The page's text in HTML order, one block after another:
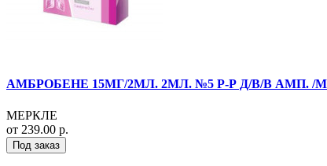
АМБРОБЕНЕ 15МГ/2МЛ. 2МЛ. №5 Р-Р Д/В/В АМП. /
МЕРКЛЕ
от 239.00 р.
Под заказ